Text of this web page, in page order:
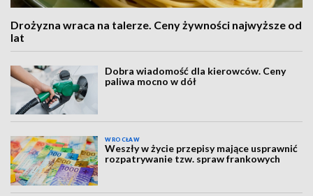
Drożyzna wraca na talerze. Ceny żywności najwyższe od
lat
Dobra wiadomość dla kierowców. Ceny
paliwa mocno w dół
WROCŁAW
Weszły w życie przepisy mające usprawnić
rozpatrywanie tzw. spraw frankowych